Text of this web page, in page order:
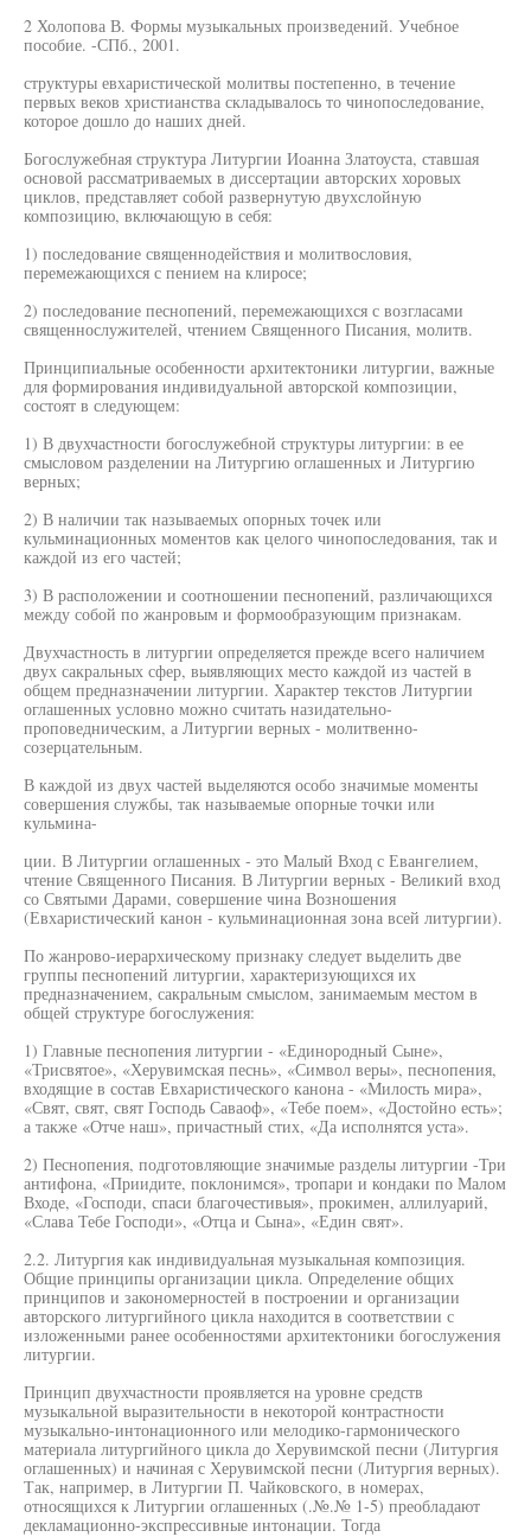
2 Холопова В. Формы музыкальных произведений. Учебное
пособие. -СПб., 2001.
структуры евхаристической молитвы постепенно, в течение
первых веков христианства складывалось то чинопоследование,
которое дошло до наших дней.
Богослужебная структура Литургии Иоанна Златоуста, ставшая
основой рассматриваемых в диссертации авторских хоровых
циклов, представляет собой развернутую двухслойную
композицию, включающую в себя:
1) последование священнодействия и молитвословия,
перемежающихся с пением на клиросе;
2) последование песнопений, перемежающихся с возгласами
священнослужителей, чтением Священного Писания, молитв.
Принципиальные особенности архитектоники литургии, важные
для формирования индивидуальной авторской композиции,
состоят в следующем:
1) В двухчастности богослужебной структуры литургии: в ее
смысловом разделении на Литургию оглашенных и Литургию
верных;
2) В наличии так называемых опорных точек или
кульминационных моментов как целого чинопоследования, так и
каждой из его частей;
3) В расположении и соотношении песнопений, различающихся
между собой по жанровым и формообразующим признакам.
Двухчастность в литургии определяется прежде всего наличием
двух сакральных сфер, выявляющих место каждой из частей в
общем предназначении литургии. Характер текстов Литургии
оглашенных условно можно считать назидательно-
проповедническим, а Литургии верных - молитвенно-
созерцательным.
В каждой из двух частей выделяются особо значимые моменты
совершения службы, так называемые опорные точки или
кульмина-
ции. В Литургии оглашенных - это Малый Вход с Евангелием,
чтение Священного Писания. В Литургии верных - Великий вход
со Святыми Дарами, совершение чина Возношения
(Евхаристический канон - кульминационная зона всей литургии).
По жанрово-иерархическому признаку следует выделить две
группы песнопений литургии, характеризующихся их
предназначением, сакральным смыслом, занимаемым местом в
общей структуре богослужения:
1) Главные песнопения литургии - «Единородный Сыне»,
«Трисвятое», «Херувимская песнь», «Символ веры», песнопения,
входящие в состав Евхаристического канона - «Милость мира»,
«Свят, свят, свят Господь Саваоф», «Тебе поем», «Достойно есть»;
а также «Отче наш», причастный стих, «Да исполнятся уста».
2) Песнопения, подготовляющие значимые разделы литургии -Три
антифона, «Приидите, поклонимся», тропари и кондаки по Малом
Входе, «Господи, спаси благочестивыя», прокимен, аллилуарий,
«Слава Тебе Господи», «Отца и Сына», «Един свят».
2.2. Литургия как индивидуальная музыкальная композиция.
Общие принципы организации цикла. Определение общих
принципов и закономерностей в построении и организации
авторского литургийного цикла находится в соответствии с
изложенными ранее особенностями архитектоники богослужения
литургии.
Принцип двухчастности проявляется на уровне средств
музыкальной выразительности в некоторой контрастности
музыкально-интонационного или мелодико-гармонического
материала литургийного цикла до Херувимской песни (Литургия
оглашенных) и начиная с Херувимской песни (Литургия верных).
Так, например, в Литургии П. Чайковского, в номерах,
относящихся к Литургии оглашенных (.№.№ 1-5) преобладают
декламационно-экспрессивные интонации. Тогда